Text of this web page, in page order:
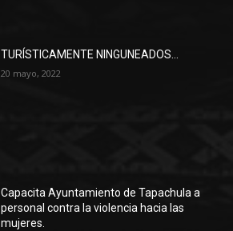
TURÍSTICAMENTE NINGUNEADOS…
20 mayo, 2022
Capacita Ayuntamiento de Tapachula a
personal contra la violencia hacia las
mujeres.